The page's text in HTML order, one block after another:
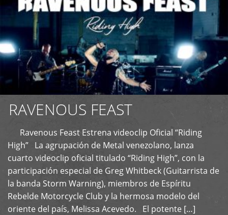
RAVENOUS FEAST
Ravenous Feast Estrena videoclip Oficial “Riding
High” La agrupación de Metal venezolano, lanza
cuarto videoclip oficial titulado “Riding High”, con la
participación especial de Greg Whitbeck (Guitarrista de
la banda Storm Warning), miembros de Espíritu
Rebelde Motorcycle Club y la hermosa modelo del
oriente del país, Melissa Acevedo. El potente […]